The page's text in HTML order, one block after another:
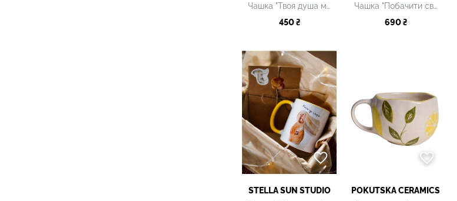
Чашка "Твоя душа мов цілий світ" керамічна
450 ₴
Чашка "Побачити світ разом" металева
690 ₴
STELLA SUN STUDIO
POKUTSKA CERAMICS